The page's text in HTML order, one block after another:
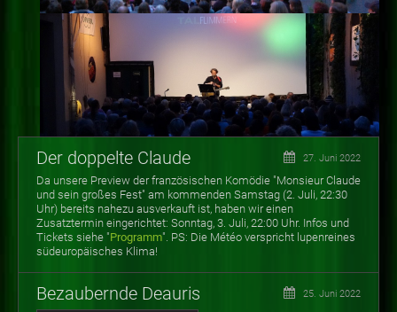
Der doppelte Claude 27. Juni 2022
Da unsere Preview der französischen Komödie "Monsieur Claude
und sein großes Fest" am kommenden Samstag (2. Juli, 22:30
Uhr) bereits nahezu ausverkauft ist, haben wir einen
Zusatztermin eingerichtet: Sonntag, 3. Juli, 22:00 Uhr. Infos und
Tickets siehe "Programm". PS: Die Météo verspricht lupenreines
südeuropäisches Klima!
Bezaubernde Deauris 25. Juni 2022